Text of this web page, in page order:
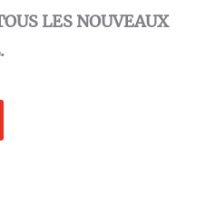
LES NOUVEAUX